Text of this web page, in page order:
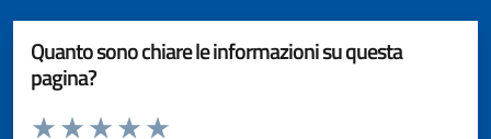
Quanto sono chiare le informazioni su questa
pagina?
Valuta da 1 a 5 stelle la pagina